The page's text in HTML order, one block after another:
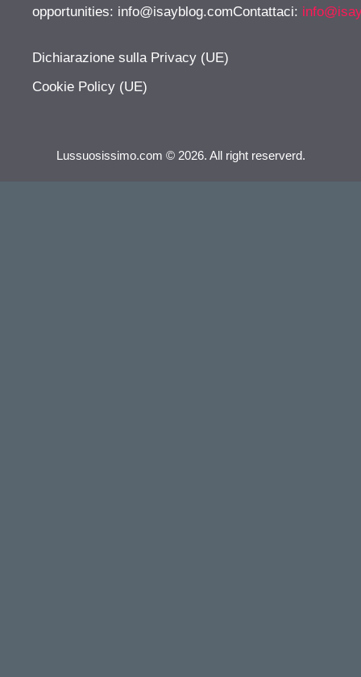
opportunities: info@isayblog.comContattaci:
Dichiarazione sulla Privacy (UE)
Cookie Policy (UE)
Lussuosissimo.com © 2026. All right reserverd.